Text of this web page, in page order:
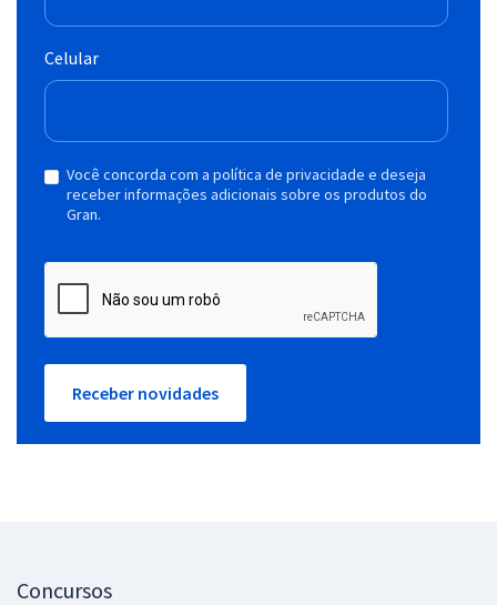
Celular
Você concorda com a política de privacidade e deseja
receber informações adicionais sobre os produtos do
Gran.
Receber novidades
Concursos